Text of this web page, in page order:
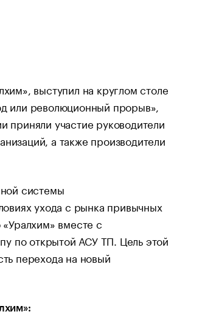
выступил на круглом столе
или революционный прорыв»,
участие руководители
а также производители
системы
ухода с рынка привычных
вместе с
по открытой АСУ ТП. Цель этой
перехода на новый